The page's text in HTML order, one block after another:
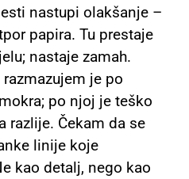
nastupi olakšanje –
papira. Tu prestaje
nastaje zamah.
je po
po njoj je teško
razlije. Čekam da se
linije koje
kao detalj, nego kao